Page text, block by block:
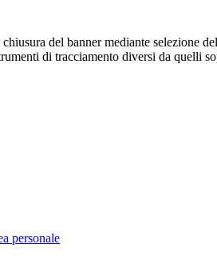
del banner mediante
di tracciamento diversi da quelli
personale